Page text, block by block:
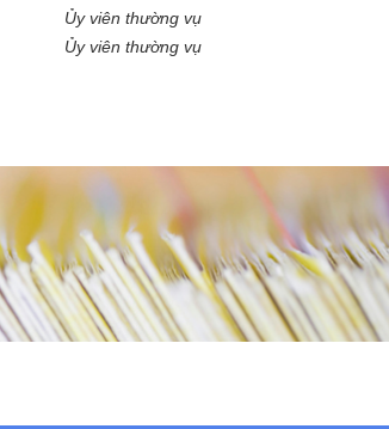
Ủy viên thường vụ
Ủy viên thường vụ